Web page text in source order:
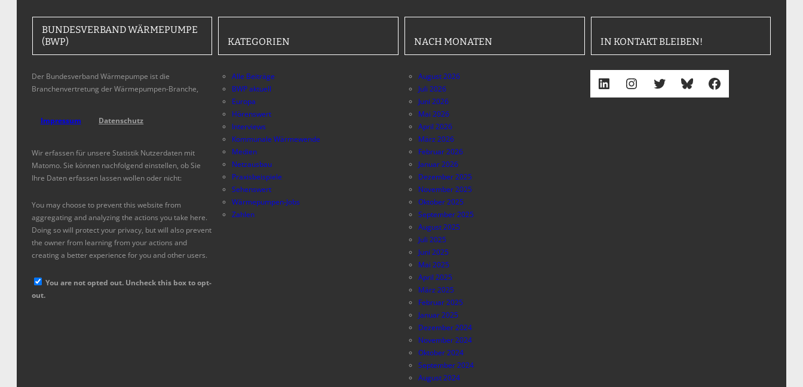
BUNDESVERBAND WÄRMEPUMPE
(BWP)
Der Bundesverband Wärmepumpe ist die
Branchenvertretung der Wärmepumpen-Branche,
Impressum Datenschutz
Wir erfassen für unsere Statistik Nutzerdaten mit
Matomo. Sie können nachfolgend einstellen, ob Sie
Ihre Daten erfassen lassen wollen oder nicht:
You may choose to prevent this website from
aggregating and analyzing the actions you take here.
Doing so will protect your privacy, but will also prevent
the owner from learning from your actions and
creating a better experience for you and other users.
You are not opted out. Uncheck this box to opt-
out.
KATEGORIEN
Alle Beiträge
BWP aktuell
Europa
Hörenswert
Interviews
Kommunale Wärmewende
Medien
Netzausbau
Praxisbeispiele
Sehenswert
Wärmepumpen-Jobs
Zahlen
NACH MONATEN
August 2026
Juli 2026
Juni 2026
Mai 2026
April 2026
März 2026
Februar 2026
Januar 2026
Dezember 2025
November 2025
Oktober 2025
September 2025
August 2025
Juli 2025
Juni 2025
Mai 2025
April 2025
März 2025
Februar 2025
Januar 2025
Dezember 2024
November 2024
Oktober 2024
September 2024
August 2024
IN KONTAKT BLEIBEN!
LinkedIn Instagram Twitter Bluesky Facebook